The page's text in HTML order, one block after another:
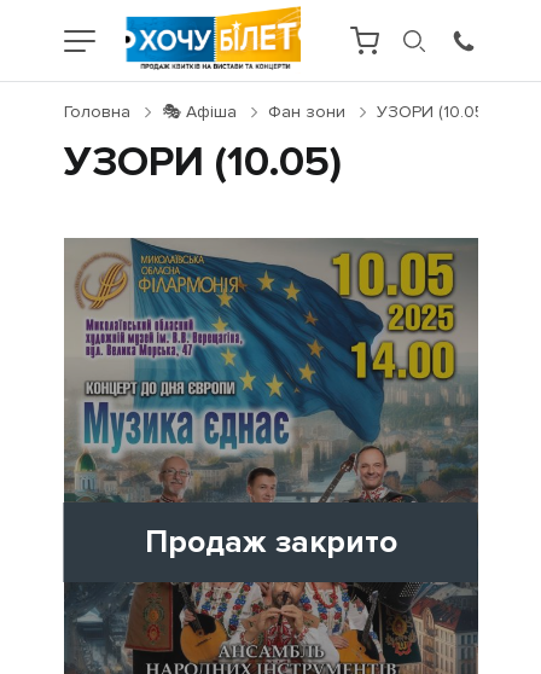
Головна 🎭 Афіша Фан зони УЗОРИ (10.05)
УЗОРИ (10.05)
Продаж закрито